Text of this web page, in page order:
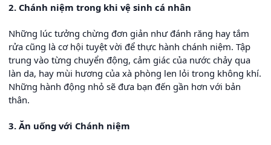
2. Chánh niệm trong khi vệ sinh cá nhân
Những lúc tưởng chừng đơn giản như đánh răng hay tắm
rửa cũng là cơ hội tuyệt vời để thực hành chánh niệm. Tập
trung vào từng chuyển động, cảm giác của nước chảy qua
làn da, hay mùi hương của xà phòng len lỏi trong không khí.
Những hành động nhỏ sẽ đưa bạn đến gần hơn với bản
thân.
3. Ăn uống với Chánh niệm